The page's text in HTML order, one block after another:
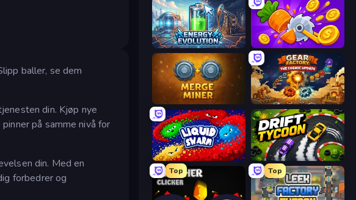
baller, se dem
din. Kjøp nye
på samme nivå for
din. Med en
forbedrer og
Energy Evolution Farm Ring Idle
Merge Miner Gear Factory
Liquid Swarm Drift Tycoon
Top Top